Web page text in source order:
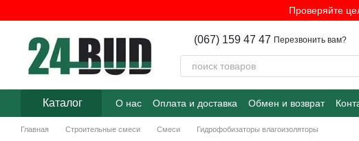
Проверяйте
(067) 159 47 47 Перезвонить вам?
Каталог О нас Оплата и доставка Обмен и возврат
Главная Строительные смеси Смеси Гидрофобизаторы влагоизоляторы